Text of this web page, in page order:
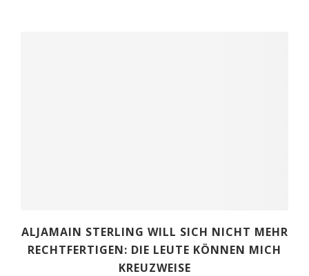
ALJAMAIN STERLING WILL SICH NICHT MEHR
RECHTFERTIGEN: DIE LEUTE KÖNNEN MICH
KREUZWEISE